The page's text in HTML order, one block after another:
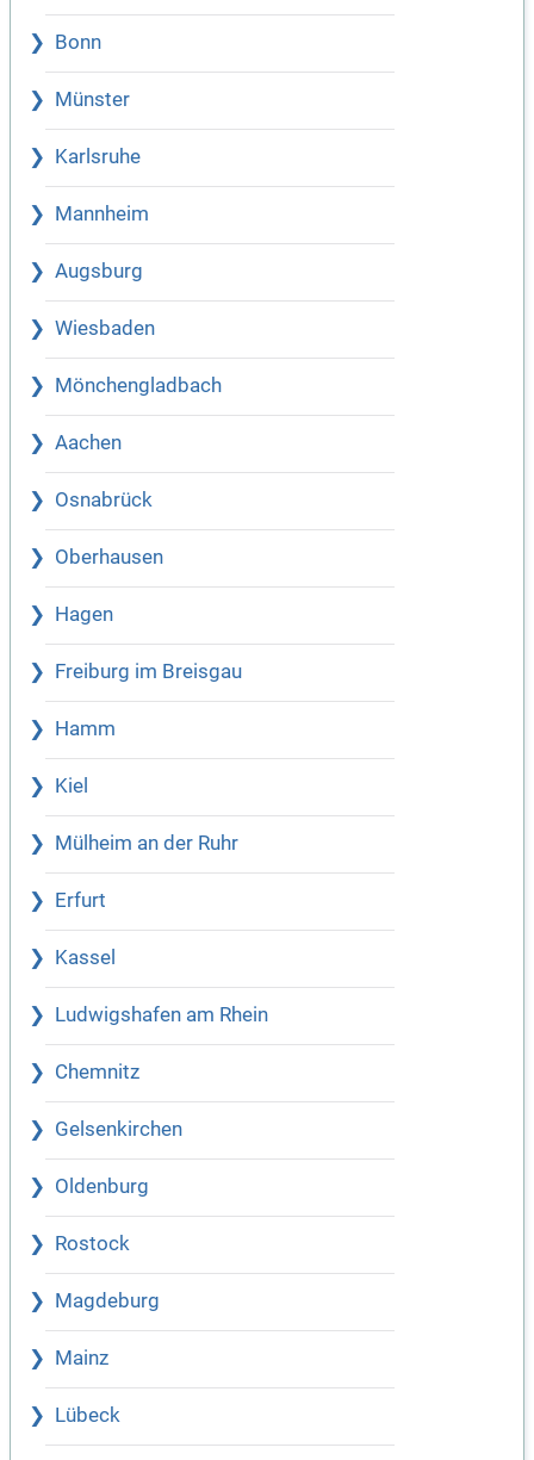
Bonn
Münster
Karlsruhe
Mannheim
Augsburg
Wiesbaden
Mönchengladbach
Aachen
Osnabrück
Oberhausen
Hagen
Freiburg im Breisgau
Hamm
Kiel
Mülheim an der Ruhr
Erfurt
Kassel
Ludwigshafen am Rhein
Chemnitz
Gelsenkirchen
Oldenburg
Rostock
Magdeburg
Mainz
Lübeck